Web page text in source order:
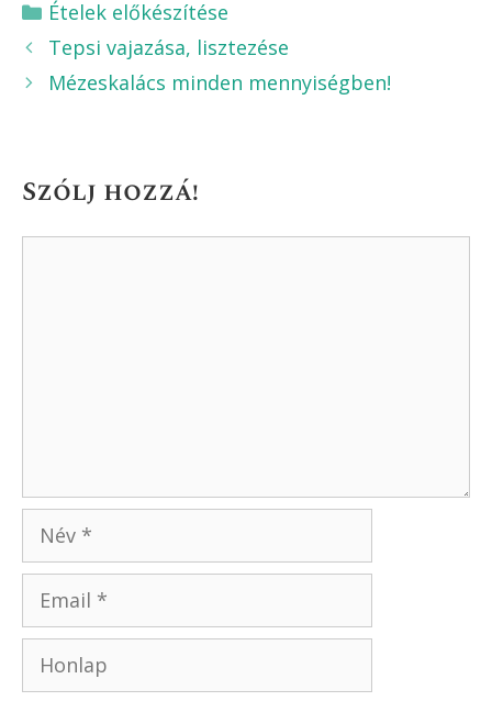
Kategória
Ételek előkészítése
Tepsi vajazása, lisztezése
Mézeskalács minden mennyiségben!
Szólj hozzá!
Név
Email
Honlap